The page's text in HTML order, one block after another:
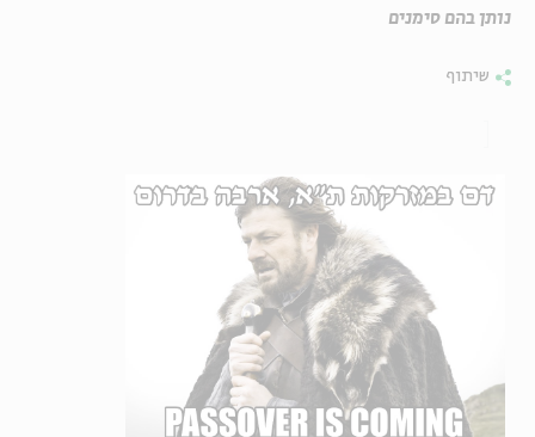
נותן בהם סימנים
שיתוף